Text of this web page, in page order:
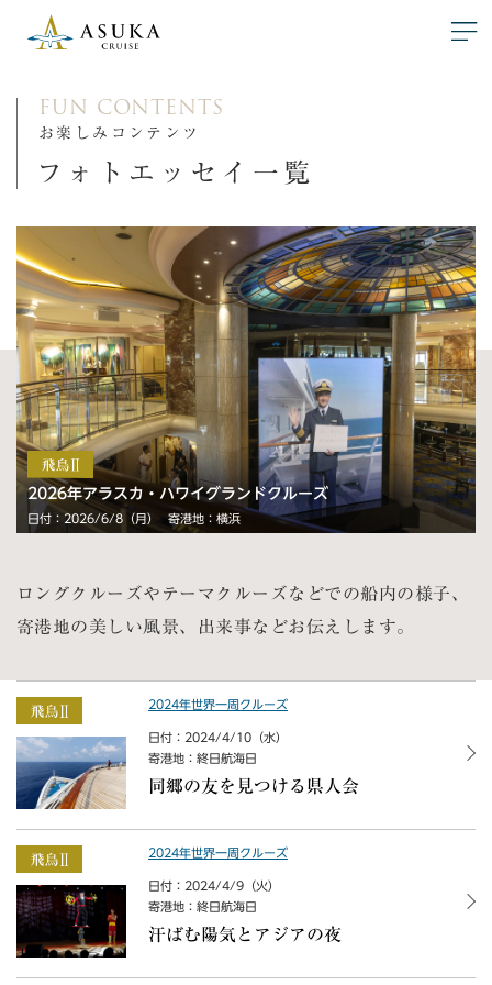
FUN CONTENTS
お楽しみコンテンツ
フォトエッセイ一覧
ロングクルーズやテーマクルーズなどでの船内の様子、
寄港地の美しい風景、出来事などお伝えします。
2026年アラスカ・ハワイグランドクルーズ
日付：2026/6/8（月） 寄港地：横浜
2024年世界一周クルーズ
日付：2024/4/10（水）
寄港地：終日航海日
同郷の友を見つける県人会
2024年世界一周クルーズ
日付：2024/4/9（火）
寄港地：終日航海日
汗ばむ陽気とアジアの夜